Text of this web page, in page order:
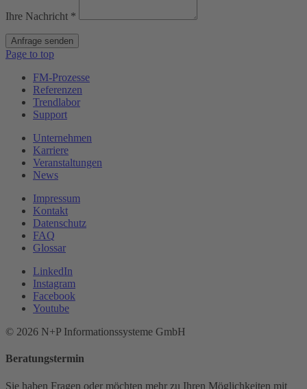
Ihre Nachricht *
Anfrage senden
Page to top
FM-Prozesse
Referenzen
Trendlabor
Support
Unternehmen
Karriere
Veranstaltungen
News
Impressum
Kontakt
Datenschutz
FAQ
Glossar
LinkedIn
Instagram
Facebook
Youtube
© 2026 N+P Informationssysteme GmbH
Beratungstermin
Sie haben Fragen oder möchten mehr zu Ihren Möglichkeiten mit